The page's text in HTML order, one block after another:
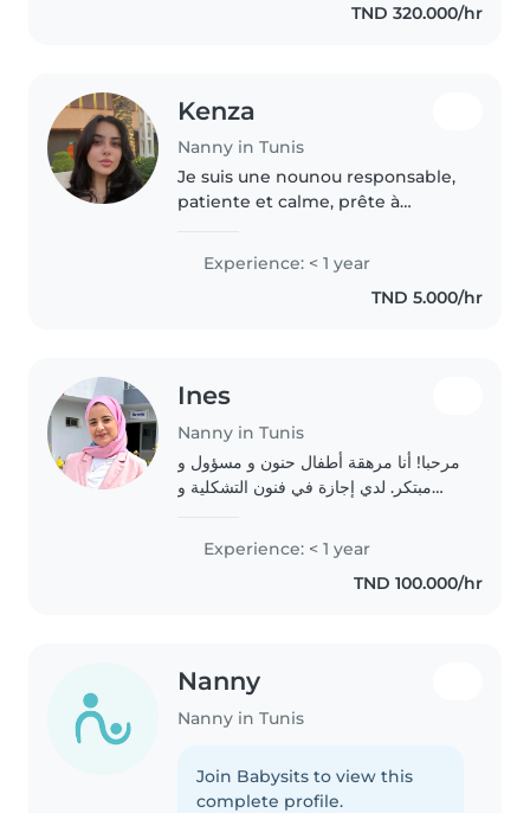
TND 320.000/hr
Kenza
Nanny in Tunis
Je suis une nounou responsable,
patiente et calme, prête à
bienveillance. Je parle arabe et
français, et j'ai des compétences
variées : dessin, lecture,..
Experience: < 1 year
TND 5.000/hr
Ines
Nanny in Tunis
مرحبا! أنا مرهقة أطفال حنون و مسؤول و
مبتكر. لدي إجازة في فنون التشكلية و
مبكرة. لدي خبرة مع الأطفال في مرحلة
ما قبل المدرسة. أنا ممتعة و محبة
Experience: < 1 year
TND 100.000/hr
Nanny
Nanny in Tunis
Join Babysits to view this
complete profile.